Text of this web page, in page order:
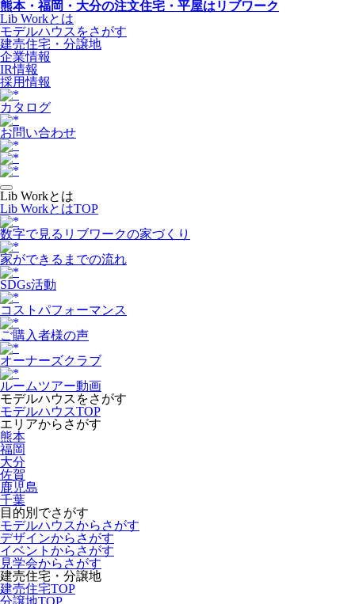
熊本・福岡・大分の注文住宅・平屋はリブワーク
Lib Workとは
モデルハウスをさがす
建売住宅・分譲地
企業情報
IR情報
採用情報
カタログ
お問い合わせ
Lib Workとは
Lib WorkとはTOP
数字で⾒るリブワークの家づくり
家ができるまでの流れ
SDGs活動
コストパフォーマンス
ご購入者様の声
オーナーズクラブ
ルームツアー動画
モデルハウスをさがす
モデルハウスTOP
エリアからさがす
熊本
福岡
大分
佐賀
鹿児島
千葉
目的別でさがす
モデルハウスからさがす
デザインからさがす
イベントからさがす
見学会からさがす
建売住宅・分譲地
建売住宅TOP
分譲地TOP